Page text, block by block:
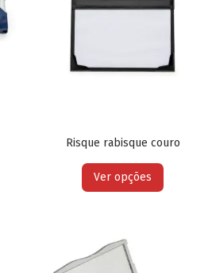
Risque rabisque couro
Ver opções